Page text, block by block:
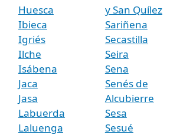
Huesca
Ibieca
Igriés
Ilche
Isábena
Jaca
Jasa
Labuerda
Laluenga
y San Quílez
Sariñena
Secastilla
Seira
Sena
Senés de
Alcubierre
Sesa
Sesué